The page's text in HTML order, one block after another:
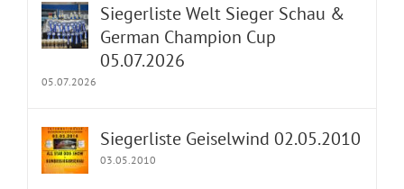
Siegerliste Welt Sieger Schau &
German Champion Cup
05.07.2026
05.07.2026
Siegerliste Geiselwind 02.05.2010
03.05.2010